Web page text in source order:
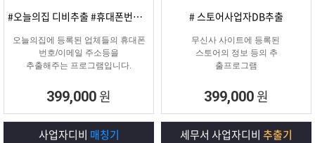
#오늘의집 디비추출 #휴대폰번호/이메일
오늘의집에 등록된 업체들의 휴대폰
번호/이메일 주소등을
추출해주는 프로그램입니다.
399,000 원
# 스토어사업자DB추출
무신사 사이트에 등록된
스토어의 정보 등의 추
출프로그램
399,000 원
사업자디비 매칭기 세무서 사업자디비 추출기